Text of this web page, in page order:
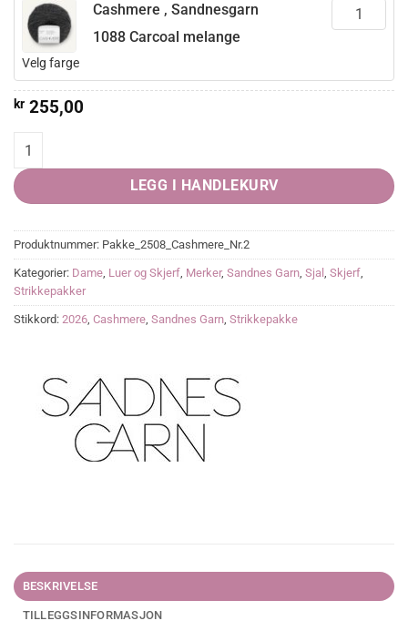
Velg farge
Cashmere , Sandnesgarn
1088 Carcoal melange
kr 255,00
Lacey scarf quantity
LEGG I HANDLEKURV
Produktnummer: Pakke_2508_Cashmere_Nr.2
Kategorier: Dame, Luer og Skjerf, Merker, Sandnes Garn, Sjal , Skjerf,
Strikkepakker
Stikkord: 2026, Cashmere, Sandnes Garn, Strikkepakke
BESKRIVELSE
TILLEGGSINFORMASJON